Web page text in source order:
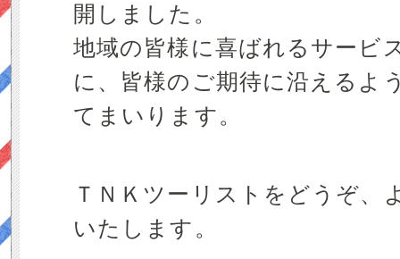
開しました。
地域の皆様に喜ばれるサービ
に、皆様のご期待に沿えるよ
てまいります。
ＴＮＫツーリストをどうぞ、
いたします。